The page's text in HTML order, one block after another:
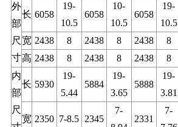
外
部
尺
寸
长 6058
19-
10.5
6058
10-
10.5
6058
19-
10.5
宽 2438 8 2438 8 2438 8
高 2438 8 2438 8 2438 8
内
部
尺
长 5930
19-
5.44
5884
19-
3.65
5888
19-
3.81
宽 2350 7-8.5 2345
7-
2331
7-